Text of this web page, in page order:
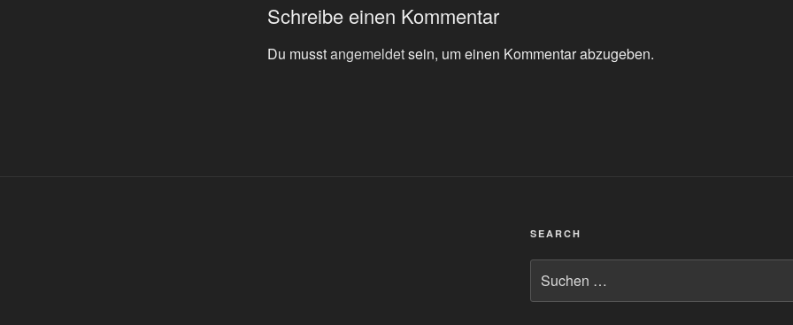
Schreibe einen Kommentar
Du musstangemeldetsein, um einen Kommentar abzugeben.
SEARCH
nach: